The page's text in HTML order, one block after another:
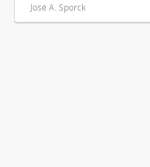
José A. Sporck